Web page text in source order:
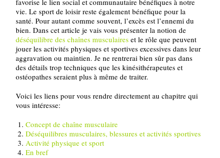
favorise le lien social et communautaire bénéfiques à notre
vie. Le sport de loisir reste également bénéfique pour la
santé. Pour autant comme souvent, l’excès est l’ennemi du
bien. Dans cet article je vais vous présenter la notion de
déséquilibre des chaînes musculaires et le rôle que peuvent
jouer les activités physiques et sportives excessives dans leur
aggravation ou maintien. Je ne rentrerai bien sûr pas dans
des détails trop techniques que les kinésithérapeutes et
ostéopathes seraient plus à même de traiter.
Voici les liens pour vous rendre directement au chapitre qui
vous intéresse:
Concept de chaîne musculaire
Déséquilibres musculaires, blessures et activités sportives
Activité physique et sport
En bref